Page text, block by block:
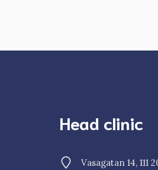
Head clinic
Vasagatan 14,